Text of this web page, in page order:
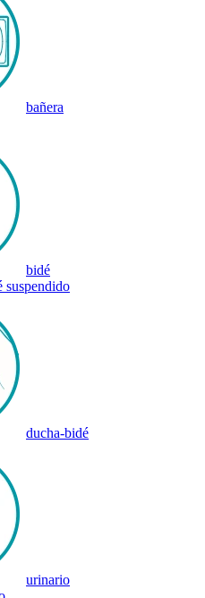
bañera
bidé
suspendido
ducha-bidé
urinario